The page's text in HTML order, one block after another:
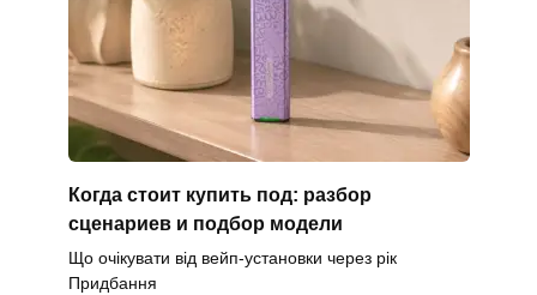
Когда стоит купить под: разбор
сценариев и подбор модели
Що очікувати від вейп-установки через рік
Придбання